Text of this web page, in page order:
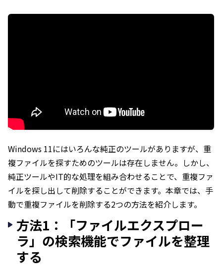
Windows 11にはいろんな純正のツールがありますが、重
複ファイルを探すためのツールは存在しません。しかし、
純正ツールやIT的な処理を組み合わせることで、重複ファ
イルを探し出して削除することができます。本章では、手
動で重複ファイルを削除する2つの方法を紹介します。
方法1：「ファイルエクスプロー
ラ」の検索機能でファイルを整理
する